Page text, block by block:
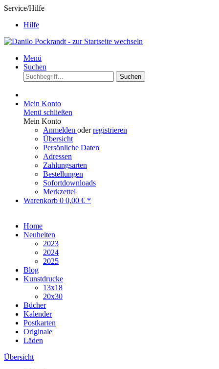
Service/Hilfe
Hilfe
Menü
Suchen
Suchen
Mein Konto
Menü schließen
Mein Konto
Anmelden oderregistrieren
Übersicht
Persönliche Daten
Adressen
Zahlungsarten
Bestellungen
Sofortdownloads
Merkzettel
Warenkorb 0 0,00 € *
Home
Neuheiten
2023
2024
2025
Blog
Kunstdrucke
13x18
20x30
Bücher
Kalender
Postkarten
Originale
Läden
Übersicht